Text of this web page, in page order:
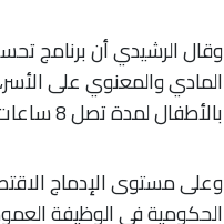
وقال الرشيدي أن برنامج
المادي والمعنوي على
بالأطفال لمدة تصل 8 ساعات في اليوم.